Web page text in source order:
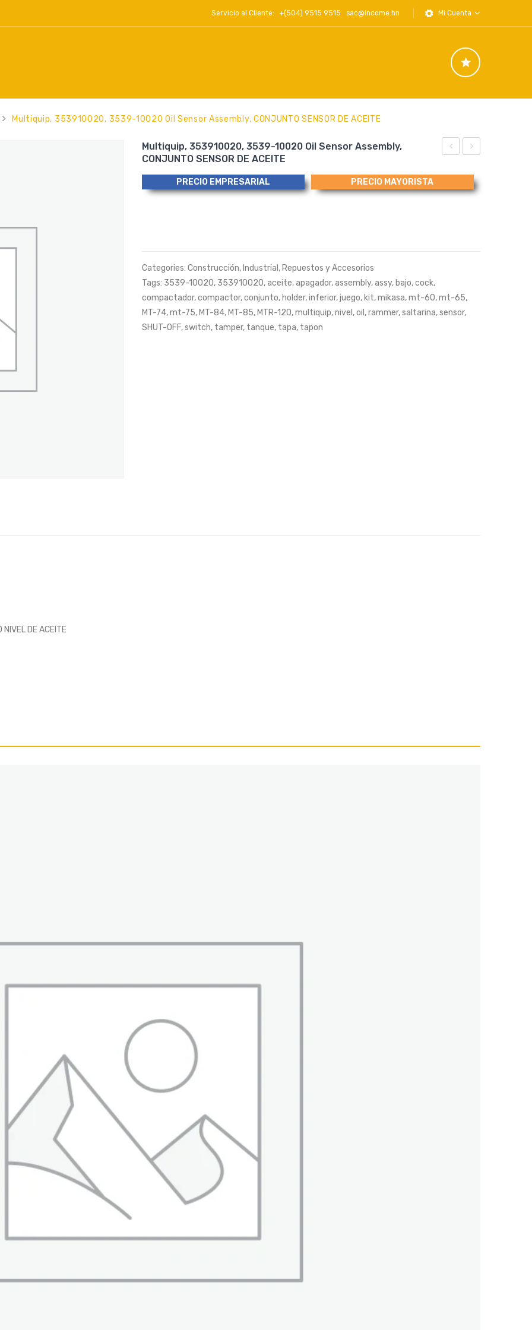
Servicio al Cliente: +(504) 9515 9515 sac@income.hn Mi Cuenta
Multiquip, 353910020, 3539-10020 Oil Sensor Assembly, CONJUNTO SENSOR DE ACEITE
2″
Bomba
Agua
Turbo
Mounting
Turbo
Multiquip, 353910020, 3539-10020 Oil Sensor Assembly,
CONJUNTO SENSOR DE ACEITE
PRECIO EMPRESARIAL PRECIO MAYORISTA
Categories: Construcción, Industrial , Repuestos y Accesorios
Tags: 3539-10020, 353910020,aceite,apagador,assembly,assy, bajo,cock,
compactador,compactor,conjunto, holder,inferior,juego, kit,mikasa,mt-60,mt-65,
MT-74,mt-75, MT-84, MT-85, MTR-120,multiquip,nivel ,oil ,rammer,saltarina,sensor,
SHUT-OFF,switch, tamper, tanque, tapa, tapon
NIVEL DE ACEITE